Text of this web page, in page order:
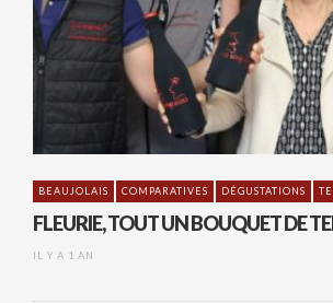
BEAUJOLAIS COMPARATIVES DÉGUSTATIONS
FLEURIE, TOUT UN BOUQUET DE
IL Y A 1 AN